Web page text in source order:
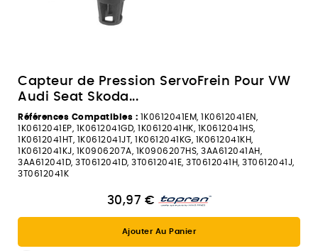
Capteur de Pression ServoFrein Pour VW
Audi Seat Skoda...
Références Compatibles : 1K0612041EM, 1K0612041EN,
1K0612041EP, 1K0612041GD, 1K0612041HK, 1K0612041HS,
1K0612041HT, 1K0612041JT, 1K0612041KG, 1K0612041KH,
1K0612041KJ, 1K0906207A, 1K0906207HS, 3AA612041AH,
3AA612041D, 3T0612041D, 3T0612041E, 3T0612041H, 3T0612041J,
3T0612041K
30,97 €
Ajouter Au Panier